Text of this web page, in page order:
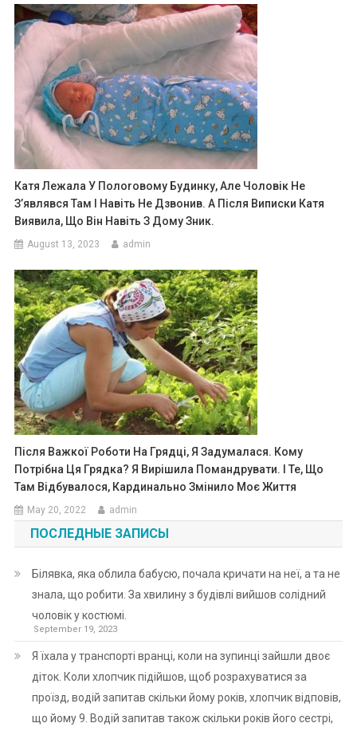
Катя Лежала У Полоrовому Будинку, Але Чоловік Не
З’являвся Там І Навіть Не Дзвонив. А Після Виписки Катя
Виявила, Що Він Навіть З Дому Зник.
August 13, 2023 admin
Після Важкої Роботи На Грядці, Я Задумалася. Кому
Потрібна Ця Грядка? Я Вирішила Помандрувати. І Те, Що
Там Відбувалося, Кардинально Змінило Моє Життя
May 20, 2022 admin
ПОСЛЕДНЫЕ ЗАПИСЫ
Білявка, яка облила бабусю, почала кричати на неї, а та не
знала, що робити. За хвилину з будівлі вийшов солідний
чоловік у костюмі.
September 19, 2023
Я їхала у транспорті вранці, коли на зупинці зайшли двоє
діток. Коли хлопчик підійшов, щоб розрахуватися за
проїзд, водій запитав скільки йому років, хлопчик відповів,
що йому 9. Водій запитав також скільки років його сестрі,